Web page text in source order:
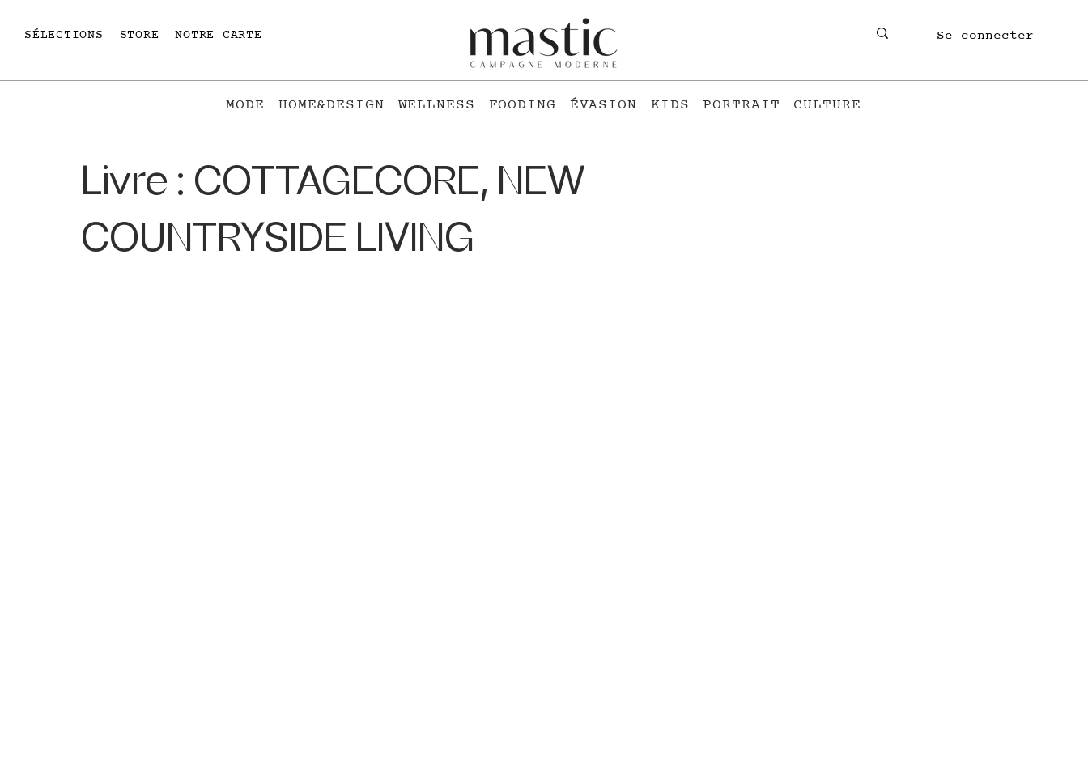
SÉLECTIONS STORE NOTRE CARTE Se connecter
MODE HOME&DESIGN WELLNESS FOODING ÉVASION KIDS PORTRAIT CULTURE
Livre : COTTAGECORE, NEW
COUNTRYSIDE LIVING